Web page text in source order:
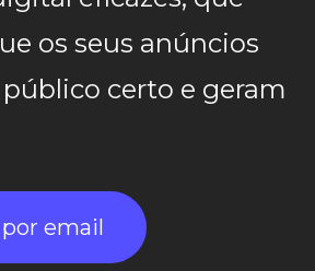
os seus anúncios
certo e geram
email